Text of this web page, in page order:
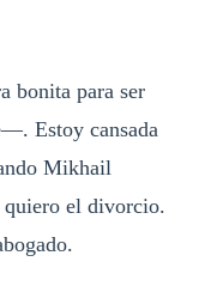
bonita para ser
Estoy cansada
Mikhail
el divorcio.